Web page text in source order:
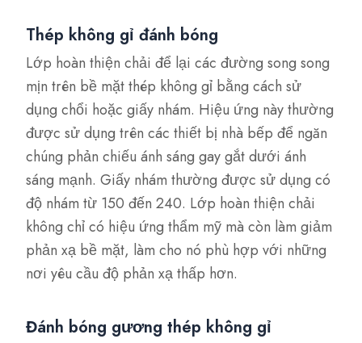
Thép không gỉ đánh bóng
Lớp hoàn thiện chải để lại các đường song song
mịn trên bề mặt thép không gỉ bằng cách sử
dụng chổi hoặc giấy nhám. Hiệu ứng này thường
được sử dụng trên các thiết bị nhà bếp để ngăn
chúng phản chiếu ánh sáng gay gắt dưới ánh
sáng mạnh. Giấy nhám thường được sử dụng có
độ nhám từ 150 đến 240. Lớp hoàn thiện chải
không chỉ có hiệu ứng thẩm mỹ mà còn làm giảm
phản xạ bề mặt, làm cho nó phù hợp với những
nơi yêu cầu độ phản xạ thấp hơn.
Đánh bóng gương thép không gỉ